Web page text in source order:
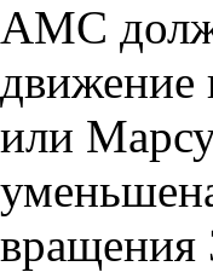
АМС
движение
или
вращения